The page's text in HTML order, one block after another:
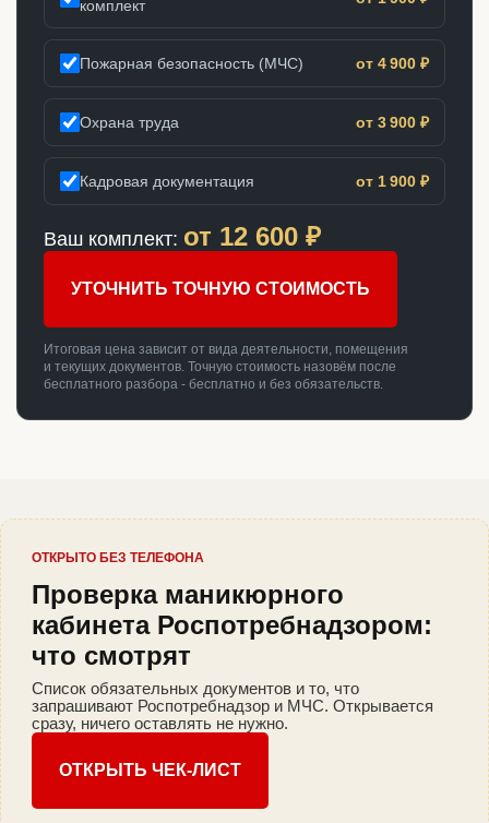
комплект
Пожарная безопасность (МЧС) от 4 900 ₽
Охрана труда от 3 900 ₽
Кадровая документация от 1 900 ₽
Ваш комплект: от 12 600 ₽
УТОЧНИТЬ ТОЧНУЮ СТОИМОСТЬ
Итоговая цена зависит от вида деятельности, помещения
и текущих документов. Точную стоимость назовём после
бесплатного разбора - бесплатно и без обязательств.
ОТКРЫТО БЕЗ ТЕЛЕФОНА
Проверка маникюрного
кабинета Роспотребнадзором:
что смотрят
Список обязательных документов и то, что
запрашивают Роспотребнадзор и МЧС. Открывается
сразу, ничего оставлять не нужно.
ОТКРЫТЬ ЧЕК-ЛИСТ